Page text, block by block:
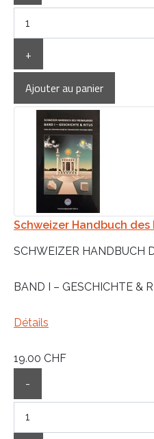
+
Schweizer Handbuch des
SCHWEIZER HANDBUCH
BAND I – GESCHICHTE &
Détails
19.00 CHF
-